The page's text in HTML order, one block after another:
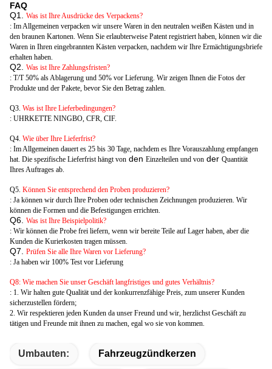
FAQ
Q1. Was ist Ihre Ausdrücke des Verpackens?
: Im Allgemeinen verpacken wir unsere Waren in den neutralen weißen Kästen und in
den braunen Kartonen. Wenn Sie erlaubterweise Patent registriert haben, können wir die
Waren in Ihren eingebrannten Kästen verpacken, nachdem wir Ihre Ermächtigungsbriefe
erhalten haben.
Q2. Was ist Ihre Zahlungsfristen?
: T/T 50% als Ablagerung und 50% vor Lieferung. Wir zeigen Ihnen die Fotos der
Produkte und der Pakete, bevor Sie den Betrag zahlen.
Q3. Was ist Ihre Lieferbedingungen?
: UHRKETTE NINGBO, CFR, CIF.
Q4. Wie über Ihre Lieferfrist?
: Im Allgemeinen dauert es 25 bis 30 Tage, nachdem es Ihre Vorauszahlung empfangen
hat. Die spezifische Lieferfrist hängt von den Einzelteilen und von der Quantität
Ihres Auftrages ab.
Q5. Können Sie entsprechend den Proben produzieren?
: Ja können wir durch Ihre Proben oder technischen Zeichnungen produzieren. Wir
können die Formen und die Befestigungen errichten.
Q6. Was ist Ihre Beispielpolitik?
: Wir können die Probe frei liefern, wenn wir bereite Teile auf Lager haben, aber die
Kunden die Kurierkosten tragen müssen.
Q7. Prüfen Sie alle Ihre Waren vor Lieferung?
: Ja haben wir 100% Test vor Lieferung
Q8: Wie machen Sie unser Geschäft langfristiges und gutes Verhältnis?
: 1. Wir halten gute Qualität und der konkurrenzfähige Preis, zum unserer Kunden
sicherzustellen fördern;
2. Wir respektieren jeden Kunden da unser Freund und wir, herzlichst Geschäft zu
tätigen und Freunde mit ihnen zu machen, egal wo sie von kommen.
Umbauten: Fahrzeugzündkerzen